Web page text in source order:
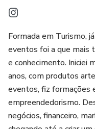
Formada em Turismo,
eventos foi a que mais
e conhecimento. Iniciei
anos, com produtos
eventos, fiz formações
empreendedorismo.
negócios, financeiro,